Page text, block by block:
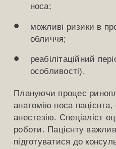
носа;
можливі ризики в
обличчя;
реабілітаційний
особливості).
Плануючи процес
анатомію носа пацієнта,
анестезію. Спеціаліст
роботи. Пацієнту
підготуватися до